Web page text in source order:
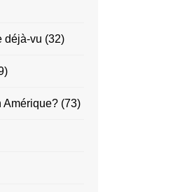
déjà-vu (32)
Amérique?(73)